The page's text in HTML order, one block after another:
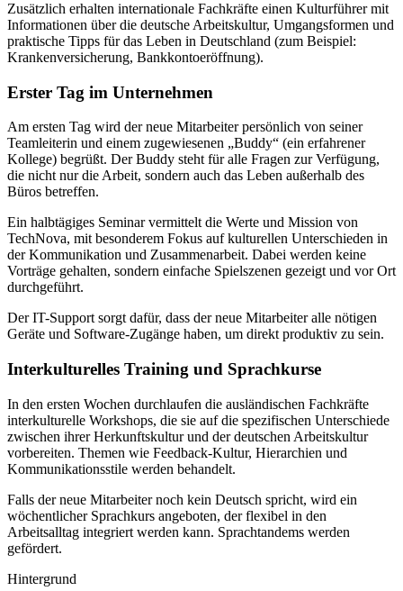
Zusätzlich erhalten internationale Fachkräfte einen Kulturführer mit
Informationen über die deutsche Arbeitskultur, Umgangsformen und
praktische Tipps für das Leben in Deutschland (zum Beispiel:
Krankenversicherung, Bankkontoeröffnung).
Erster Tag im Unternehmen
Am ersten Tag wird der neue Mitarbeiter persönlich von seiner
Teamleiterin und einem zugewiesenen „Buddy“ (ein erfahrener
Kollege) begrüßt. Der Buddy steht für alle Fragen zur Verfügung,
die nicht nur die Arbeit, sondern auch das Leben außerhalb des
Büros betreffen.
Ein halbtägiges Seminar vermittelt die Werte und Mission von
TechNova, mit besonderem Fokus auf kulturellen Unterschieden in
der Kommunikation und Zusammenarbeit. Dabei werden keine
Vorträge gehalten, sondern einfache Spielszenen gezeigt und vor Ort
durchgeführt.
Der IT-Support sorgt dafür, dass der neue Mitarbeiter alle nötigen
Geräte und Software-Zugänge haben, um direkt produktiv zu sein.
Interkulturelles Training und Sprachkurse
In den ersten Wochen durchlaufen die ausländischen Fachkräfte
interkulturelle Workshops, die sie auf die spezifischen Unterschiede
zwischen ihrer Herkunftskultur und der deutschen Arbeitskultur
vorbereiten. Themen wie Feedback-Kultur, Hierarchien und
Kommunikationsstile werden behandelt.
Falls der neue Mitarbeiter noch kein Deutsch spricht, wird ein
wöchentlicher Sprachkurs angeboten, der flexibel in den
Arbeitsalltag integriert werden kann. Sprachtandems werden
gefördert.
Hintergrund